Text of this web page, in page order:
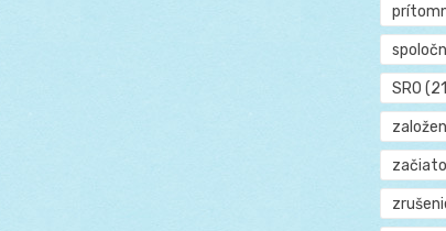
SRO